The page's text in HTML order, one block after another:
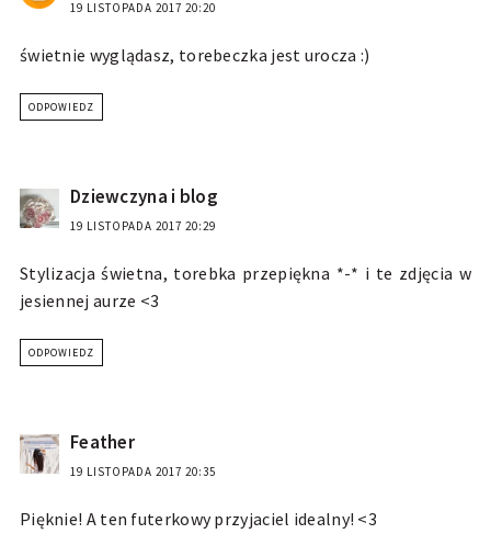
19 LISTOPADA 2017 20:20
świetnie wyglądasz, torebeczka jest urocza :)
ODPOWIEDZ
Dziewczyna i blog
19 LISTOPADA 2017 20:29
Stylizacja świetna, torebka przepiękna *-* i te zdjęcia w
jesiennej aurze <3
ODPOWIEDZ
Feather
19 LISTOPADA 2017 20:35
Pięknie! A ten futerkowy przyjaciel idealny! <3